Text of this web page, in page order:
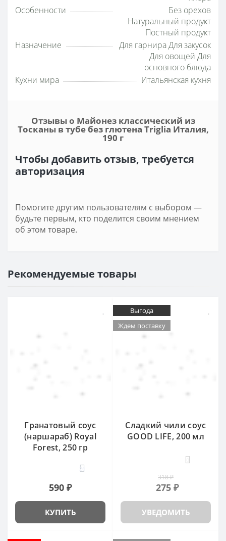
Особенности
Без орехов
Натуральный продукт
Постный продукт
Назначение
Для гарнира Для закусок
Для овощей Для
основного блюда
Кухни мира
Итальянская кухня
Отзывы о Майонез классический из
Тосканы в тубе без глютена Triglia Италия,
190 г
Чтобы добавить отзыв, требуется
авторизация
Помогите другим пользователям с выбором —
будьте первым, кто поделится своим мнением
об этом товаре.
Рекомендуемые товары
Гранатовый соус
(наршараб) Royal
Forest, 250 гр
26
590 ₽
КУПИТЬ
Выгода
Ждем поставку
Сладкий чили соус
GOOD LIFE, 200 мл
318 ₽
275 ₽
УВЕДОМИТЬ